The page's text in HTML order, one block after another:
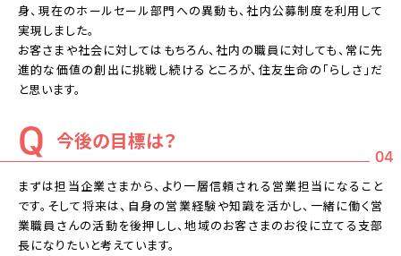
身、現在のホールセール部門への異動も、社内公募制度を利用して
実現しました。
お客さまや社会に対してはもちろん、社内の職員に対しても、常に先
進的な価値の創出に挑戦し続けるところが、住友生命の「らしさ」だ
と思います。
今後の目標は？
04
まずは担当企業さまから、より一層信頼される営業担当になること
です。そして将来は、自身の営業経験や知識を活かし、一緒に働く営
業職員さんの活動を後押しし、地域のお客さまのお役に立てる支部
長になりたいと考えています。